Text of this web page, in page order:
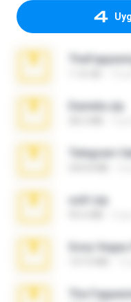
Daniela.zip
Telegram
ouh!.zip
The